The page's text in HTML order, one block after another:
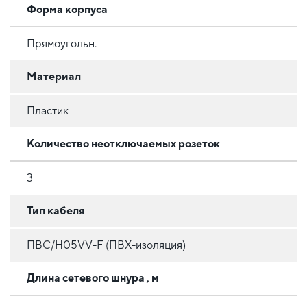
Форма корпуса
Прямоугольн.
Материал
Пластик
Количество неотключаемых розеток
3
Тип кабеля
ПВС/H05VV-F (ПВХ-изоляция)
Длина сетевого шнура , м